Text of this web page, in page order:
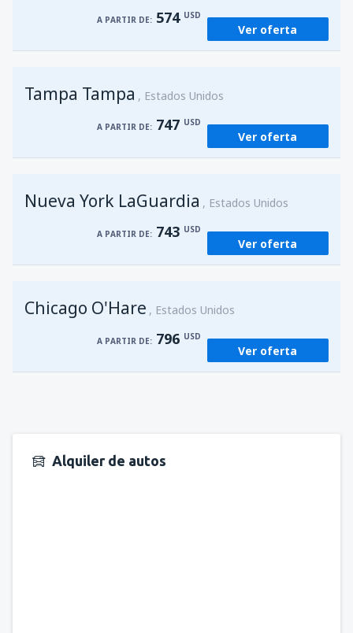
A PARTIR DE: 574 USD
Ver oferta
Tampa Tampa Estados Unidos
A PARTIR DE: 747 USD
Ver oferta
Nueva York LaGuardia Estados Unidos
A PARTIR DE: 743 USD
Ver oferta
Chicago O'Hare Estados Unidos
A PARTIR DE: 796 USD
Ver oferta
Alquiler de autos